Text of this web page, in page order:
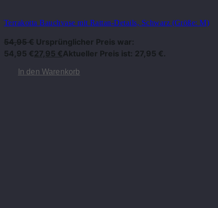
Terrakotta Bauchvase mit Rattan-Details, Schwarz (Größe: M)
54,95€ Ursprünglicher Preis war:
54,95 €27,95 €Aktueller Preis ist: 27,95 €.
In den Warenkorb